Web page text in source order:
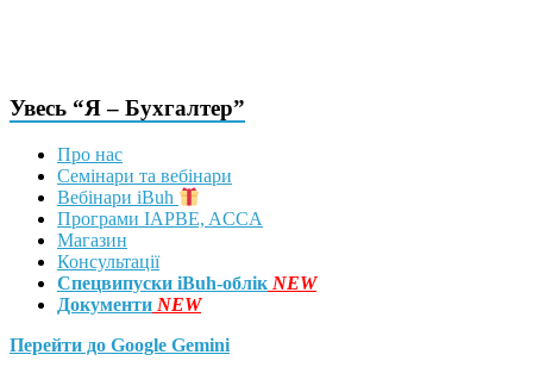
Увесь “Я – Бухгалтер”
Про нас
Семінари та вебінари
Вебінари iBuh
Програми IAPBE, ACCA
Магазин
Консультації
Спецвипуски iBuh-облік NEW
Документи NEW
Перейти до Google Gemini